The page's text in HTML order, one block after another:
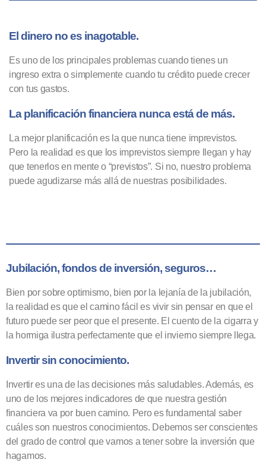
El dinero no es inagotable.
Es uno de los principales problemas cuando tienes un
ingreso extra o simplemente cuando tu crédito puede crecer
con tus gastos.
La planificación financiera nunca está de más.
La mejor planificación es la que nunca tiene imprevistos.
Pero la realidad es que los imprevistos siempre llegan y hay
que tenerlos en mente o “previstos”. Si no, nuestro problema
puede agudizarse más allá de nuestras posibilidades.
Jubilación, fondos de inversión, seguros…
Bien por sobre optimismo, bien por la lejanía de la jubilación,
la realidad es que el camino fácil es vivir sin pensar en que el
futuro puede ser peor que el presente. El cuento de la cigarra y
la hormiga ilustra perfectamente que el invierno siempre llega.
Invertir sin conocimiento.
Invertir es una de las decisiones más saludables. Además, es
uno de los mejores indicadores de que nuestra gestión
financiera va por buen camino. Pero es fundamental saber
cuáles son nuestros conocimientos. Debemos ser conscientes
del grado de control que vamos a tener sobre la inversión que
hagamos.